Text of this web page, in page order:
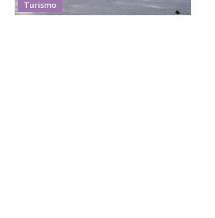
Turismo